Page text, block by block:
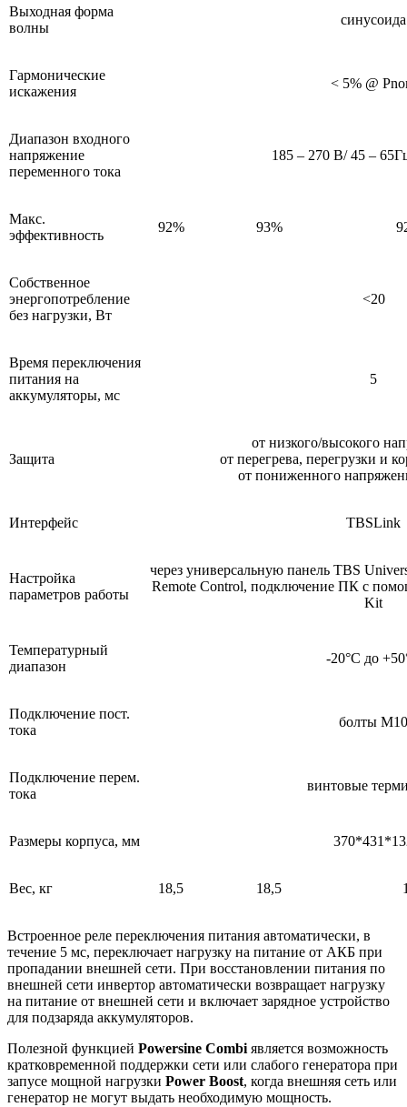
Выходная форма
волны
синусоида
Гармонические
искажения
< 5% @
Диапазон входного
напряжение
переменного тока
185 – 270 В/ 45 –
Макс.
эффективность
92% 93%
Собственное
энергопотребление
без нагрузки, Вт
<20
Время переключения
питания на
аккумуляторы, мс
5
Защита
от низкого/высокого
от перегрева, перегрузки и
от пониженного
Интерфейс TBSLink
Настройка
параметров работы
через универсальную панель TBS
Remote Control, подключение ПК с
Kit
Температурный
диапазон
-20°C до
Подключение пост.
тока
болты М10
Подключение перем.
тока
винтовые
Размеры корпуса, мм
Вес, кг 18,5 18,5
Встроенное реле переключения питания автоматически, в
течение 5 мс, переключает нагрузку на питание от АКБ при
пропадании внешней сети. При восстановлении питания по
внешней сети инвертор автоматически возвращает нагрузку
на питание от внешней сети и включает зарядное устройство
для подзаряда аккумуляторов.
Полезной функцией Powersine Combi является возможность
кратковременной поддержки сети или слабого генератора при
запусе мощной нагрузки Power Boost, когда внешняя сеть или
генератор не могут выдать необходимую мощность.